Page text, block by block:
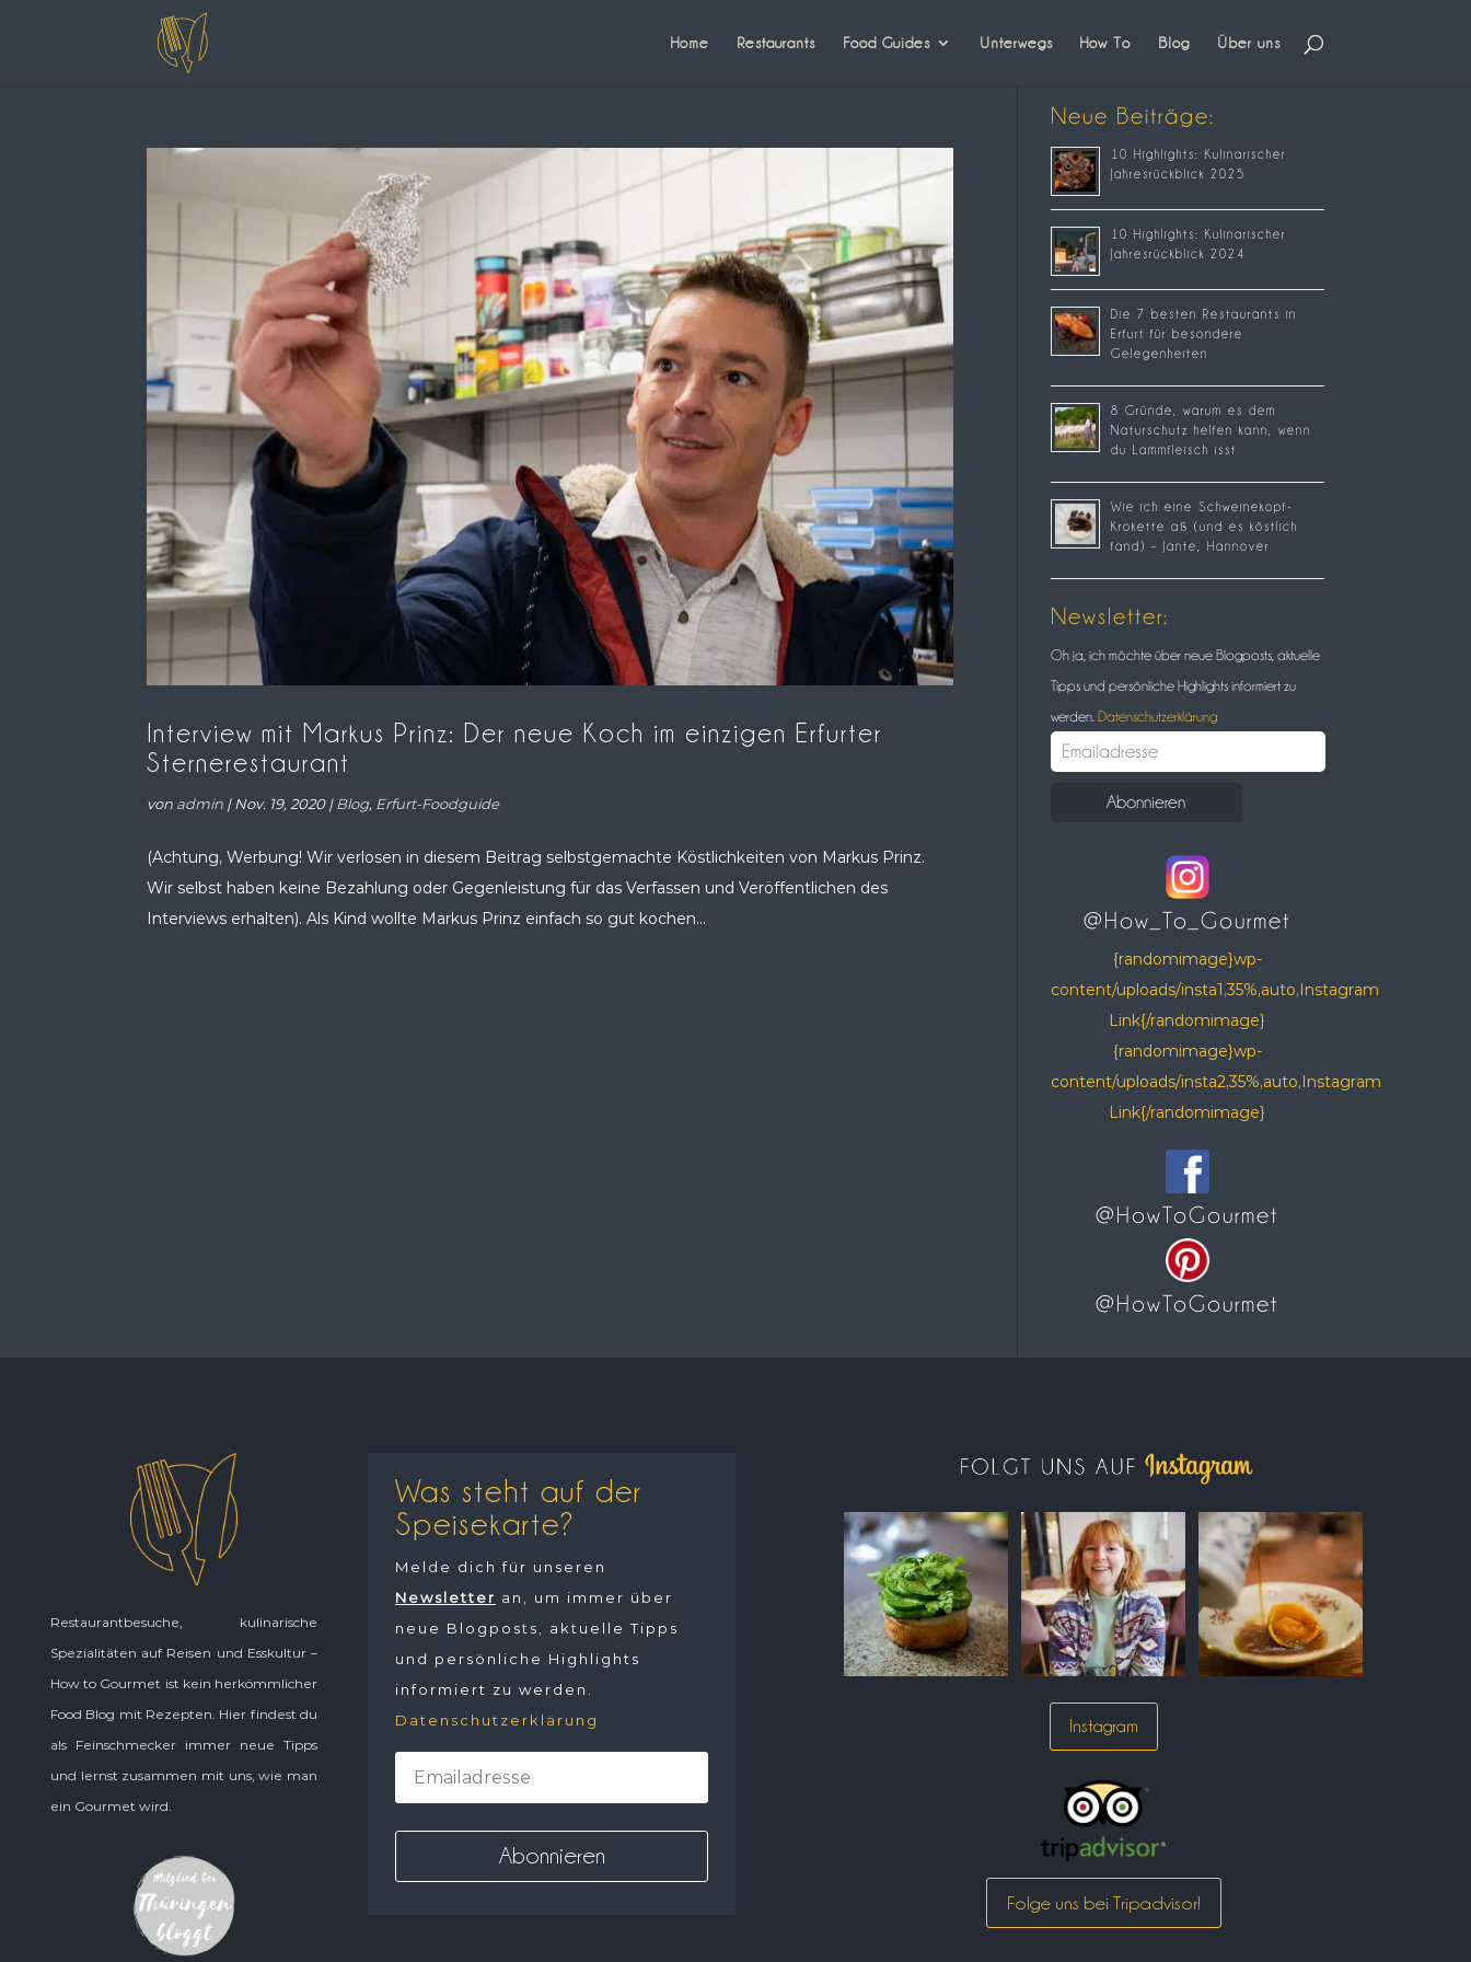
Home Restaurants Food Guides Unterwegs How To Blog Über uns
Interview mit Markus Prinz: Der neue Koch im einzigen Erfurter
Sternerestaurant
von admin |Nov. 19, 2020|Blog, Erfurt-Foodguide
(Achtung, Werbung! Wir verlosen in diesem Beitrag selbstgemachte Köstlichkeiten von Markus Prinz.
Wir selbst haben keine Bezahlung oder Gegenleistung für das Verfassen und Veröffentlichen des
Interviews erhalten). Als Kind wollte Markus Prinz einfach so gut kochen...
Neue Beiträge:
10 Highlights: Kulinarischer
Jahresrückblick 2025
10 Highlights: Kulinarischer
Jahresrückblick 2024
Die 7 besten Restaurants in
Erfurt für besondere
Gelegenheiten
8 Gründe, warum es dem
Naturschutz helfen kann, wenn
du Lammfleisch isst
Wie ich eine Schweinekopf-
Krokette aß (und es köstlich
fand) – Jante, Hannover
Newsletter:
Oh ja, ich möchte über neue Blogposts, aktuelle
Tipps und persönliche Highlights informiert zu
werden. Datenschutzerklärung
@How_To_Gourmet
{randomimage}wp-
content/uploads/insta1,35%,auto,Instagram
Link{/randomimage}
{randomimage}wp-
content/uploads/insta2,35%,auto,Instagram
Link{/randomimage}
@HowToGourmet
@HowToGourmet
Restaurantbesuche, kulinarische
Spezialitäten auf Reisen und Esskultur –
How to Gourmet ist kein herkömmlicher
Food Blog mit Rezepten. Hier findest du
als Feinschmecker immer neue Tipps
und lernst zusammen mit uns, wie man
ein Gourmet wird.
Was steht auf der
Speisekarte?
Melde dich für unseren
Newsletter an, um immer über
neue Blogposts, aktuelle Tipps
und persönliche Highlights
informiert zu werden.
Datenschutzerklärung
Instagram
Folge uns bei Tripadvisor!